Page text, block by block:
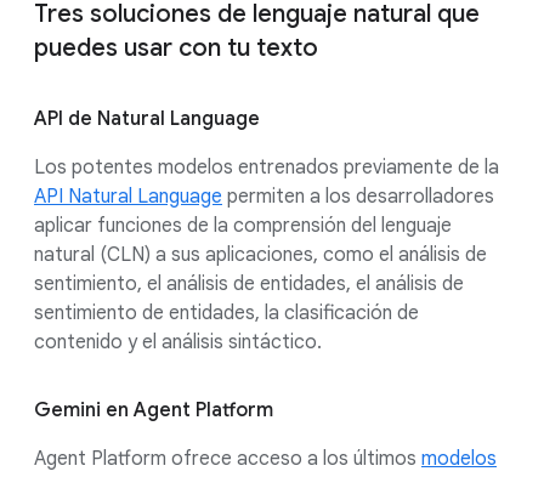
Tres soluciones de lenguaje natural que
puedes usar con tu texto
API de Natural Language
Los potentes modelos entrenados previamente de la
API Natural Language permiten a los desarrolladores
aplicar funciones de la comprensión del lenguaje
natural (CLN) a sus aplicaciones, como el análisis de
sentimiento, el análisis de entidades, el análisis de
sentimiento de entidades, la clasificación de
contenido y el análisis sintáctico.
Gemini en Agent Platform
Agent Platform ofrece acceso a los últimos modelos